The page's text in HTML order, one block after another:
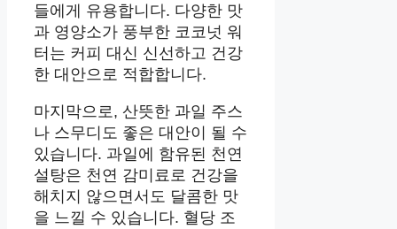
들에게 유용합니다. 다양한 맛
과 영양소가 풍부한 코코넛 워
터는 커피 대신 신선하고 건강
한 대안으로 적합합니다.
마지막으로, 산뜻한 과일 주스
나 스무디도 좋은 대안이 될 수
있습니다. 과일에 함유된 천연
설탕은 천연 감미료로 건강을
해치지 않으면서도 달콤한 맛
을 느낄 수 있습니다. 혈당 조